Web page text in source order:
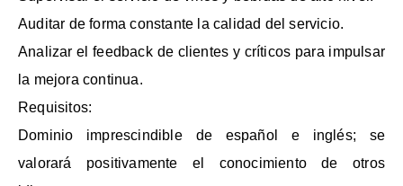
Auditar de forma constante la calidad del servicio.
Analizar el feedback de clientes y críticos para impulsar
la mejora continua.
Requisitos:
Dominio imprescindible de español e inglés; se
valorará positivamente el conocimiento de otros